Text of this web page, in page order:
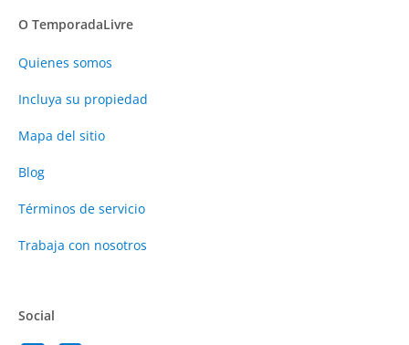
O TemporadaLivre
Quienes somos
Incluya su propiedad
Mapa del sitio
Blog
Términos de servicio
Trabaja con nosotros
Social